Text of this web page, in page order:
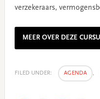
verzekeraars,
MEER OVER DEZE
FILED UNDER: AGENDA ,